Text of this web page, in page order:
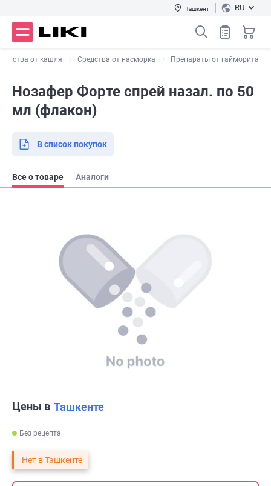
Ташкент RU
от кашля Средства от насморка Препараты от гайморита
Нозафер Форте спрей назал. по 50
мл (флакон)
В список покупок
Все о товаре Аналоги
Цены в Ташкенте
Без рецепта
Нет в Ташкенте